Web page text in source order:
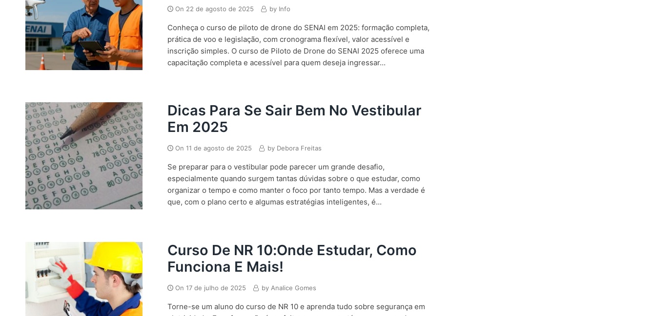
On 22 de agosto de 2025 by Info
Conheça o curso de piloto de drone do SENAI em 2025: formação completa,
prática de voo e legislação, com cronograma flexível, valor acessível e
inscrição simples. O curso de Piloto de Drone do SENAI 2025 oferece uma
capacitação completa e acessível para quem deseja ingressar...
Dicas Para Se Sair Bem No Vestibular
Em 2025
On 11 de agosto de 2025 by Debora Freitas
Se preparar para o vestibular pode parecer um grande desafio,
especialmente quando surgem tantas dúvidas sobre o que estudar, como
organizar o tempo e como manter o foco por tanto tempo. Mas a verdade é
que, com o plano certo e algumas estratégias inteligentes, é...
Curso De NR 10:onde Estudar, Como
Funciona E Mais!
On 17 de julho de 2025 by Analice Gomes
Torne-se um aluno do curso de NR 10 e aprenda tudo sobre segurança em